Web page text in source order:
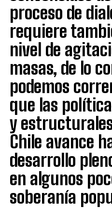
proceso de
requiere
nivel de
masas, de lo
podemos
que las
y
Chile avance
desarrollo
en algunos
soberanía